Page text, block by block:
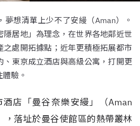
夢想清單上少不了安縵（Aman）。
隱居地」為理念，在世界各地鄰近世
之處開拓據點；近年更積極拓展都市
、東京成立酒店與高級公寓，打開更
驗。
店「曼谷奈樂安縵」（Aman
，落址於曼谷使館區的熱帶叢林